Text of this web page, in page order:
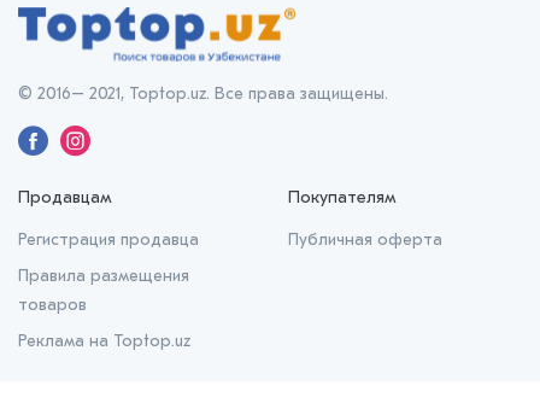
Продавцам
Регистрация продавца
Правила размещения
товаров
Реклама на Toptop.uz
Покупателям
Публичная оферта
© 2016– 2021, Toptop.uz. Все права защищены.